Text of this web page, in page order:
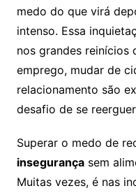
medo do que virá
intenso. Essa
nos grandes reinícios
emprego, mudar de
relacionamento são
desafio de se
Superar o medo de
insegurançasem
Muitas vezes, é nas